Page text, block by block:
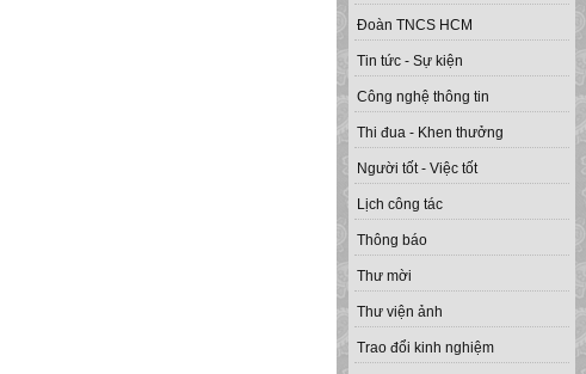
Đoàn TNCS HCM
Tin tức - Sự kiện
Công nghệ thông tin
Thi đua - Khen thưởng
Người tốt - Việc tốt
Lịch công tác
Thông báo
Thư mời
Thư viện ảnh
Trao đổi kinh nghiệm